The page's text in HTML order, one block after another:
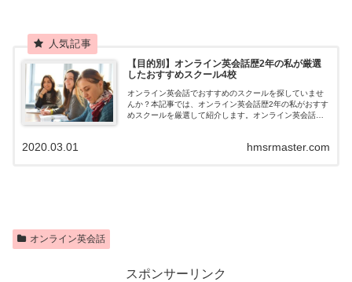
【目的別】オンライン英会話歴2年の私が厳選
したおすすめスクール4校
オンライン英会話でおすすめのスクールを探していませ
んか？本記事では、オンライン英会話歴2年の私がおすす
めスクールを厳選して紹介します。オンライン英会話で
hmsrmaster.com
2020.03.01
オンライン英会話
スポンサーリンク